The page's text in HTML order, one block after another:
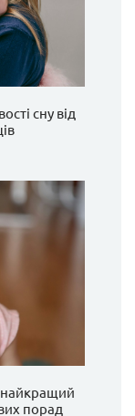
сну від
найкращий
порад